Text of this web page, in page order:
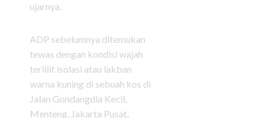
ujarnya.
ADP sebelumnya ditemukan
tewas dengan kondisi wajah
terlilit isolasi atau lakban
warna kuning di sebuah kos di
Jalan Gondangdia Kecil,
Menteng, Jakarta Pusat,